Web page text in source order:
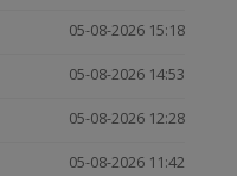
05-08-2026 15:18
05-08-2026 14:53
05-08-2026 12:28
05-08-2026 11:42